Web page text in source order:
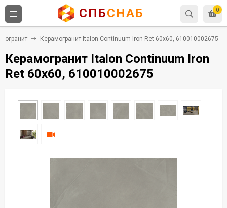
0
СПБСНАБ
Керамогранит Italon Continuum Iron Ret 60x60, 610010002675
Керамогранит Italon Continuum Iron
Ret 60x60, 610010002675